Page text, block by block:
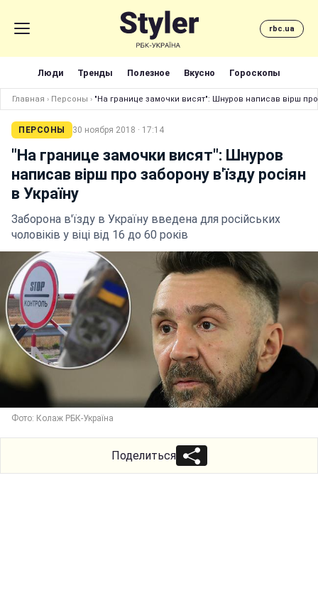
rbc.ua
Люди Тренды Полезное Вкусно Гороскопы
Главная › Персоны › "На границе замочки висят": Шнуров написав вірш про
ПЕРСОНЫ 30 ноября 2018 · 17:14
"На границе замочки висят": Шнуров
написав вірш про заборону в'їзду росіян
в Україну
Заборона в'їзду в Україну введена для російських
чоловіків у віці від 16 до 60 років
Фото: Колаж РБК-Україна
Поделиться